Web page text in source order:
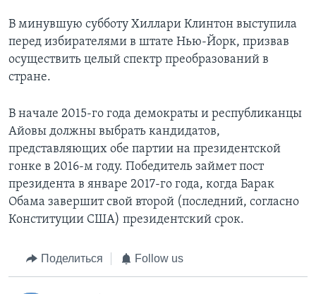
В минувшую субботу Хиллари Клинтон выступила
перед избирателями в штате Нью-Йорк, призвав
осуществить целый спектр преобразований в
стране.
В начале 2015-го года демократы и республиканцы
Айовы должны выбрать кандидатов,
представляющих обе партии на президентской
гонке в 2016-м году. Победитель займет пост
президента в январе 2017-го года, когда Барак
Обама завершит свой второй (последний, согласно
Конституции США) президентский срок.
Поделиться Follow us